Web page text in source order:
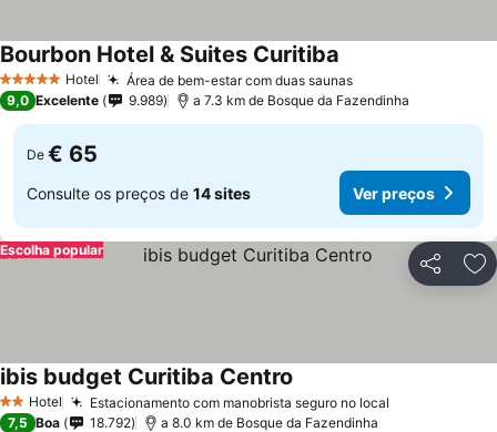
5 Estrelas Hotel Área de bem-estar com duas saunas
Bourbon Hotel & Suites Curitiba
9,0 Excelente 9.989 a 7.3 km de Bosque da Fazendinha
De € 65
Consulte os preços de 14 sites Ver preços
Partilhar
Escolha popular
2 Estrelas
Hotel Estacionamento com manobrista seguro no local
ibis budget Curitiba Centro
7,5 Boa 18.792 a 8.0 km de Bosque da Fazendinha